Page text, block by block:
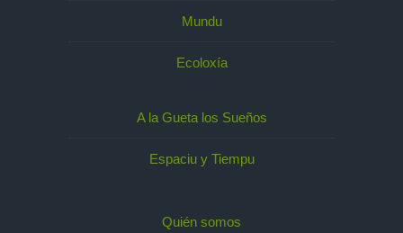
Mundu
Ecoloxía
A la Gueta los Sueños
Espaciu y Tiempu
Quién somos